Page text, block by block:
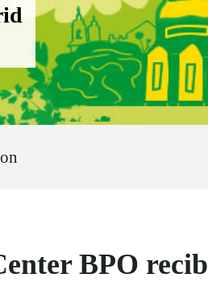
Madrid
BPO